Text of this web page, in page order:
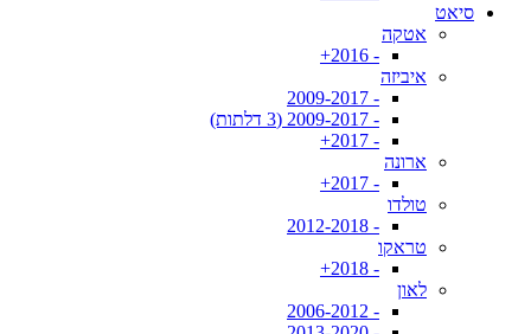
סיאט
אטקה
- 2016+
איביזה
- 2009-2017
- 2009-2017 (3 דלתות)
- 2017+
ארונה
- 2017+
טולדו
- 2012-2018
טראקו
- 2018+
לאון
- 2006-2012